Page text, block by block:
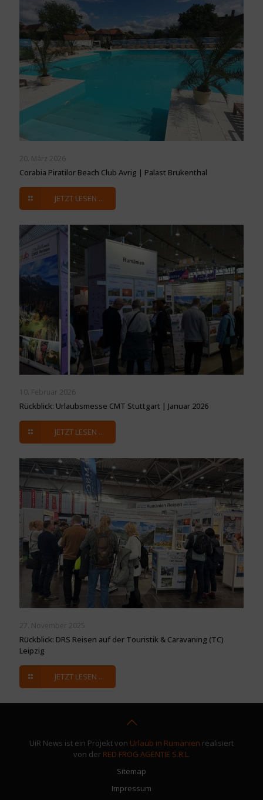
20. März 2026
Corabia Piratilor Beach Club Avrig | Palast Brukenthal
JETZT LESEN ...
10. Februar 2026
Rückblick: Urlaubsmesse CMT Stuttgart | Januar 2026
JETZT LESEN ...
27. November 2025
Rückblick: DRS Reisen auf der Touristik & Caravaning (TC)
Leipzig
JETZT LESEN ...
UiR News ist ein Projekt von Urlaub in Rumänien realisiert
von der RED FROG AGENTIE S.R.L.
Sitemap
Impressum